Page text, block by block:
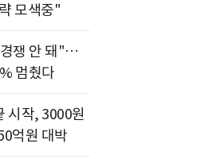
모색중"
쟁 안 돼"…
멈췄다
시작, 3000원
억원 대박